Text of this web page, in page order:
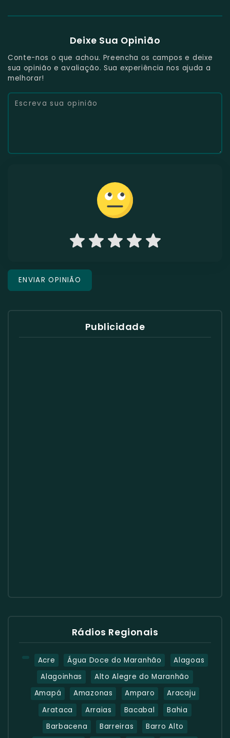
Deixe Sua Opinião
Conte-nos o que achou. Preencha os campos e deixe
sua opinião e avaliação. Sua experiência nos ajuda a
melhorar!
Publicidade
Rádios Regionais
Acre Água Doce do Maranhão
Alagoas
Alagoinhas
Alto Alegre do Maranhão
Amapá
Amazonas Amparo
Aracaju
Arataca
Arraias Bacabal
Bahia
Barbacena
Barreiras Barro Alto